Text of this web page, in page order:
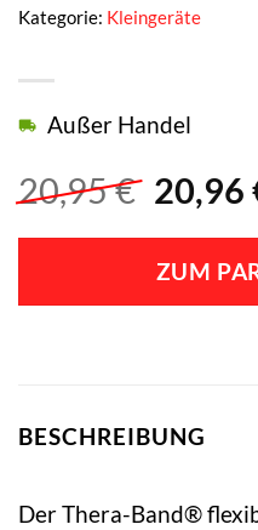
20,95€
Preis
war:
20,95
20,96
Außer Handel
ZUM
Kategorie: Kleingeräte
BESCHREIBUNG
Der Thera-Band®